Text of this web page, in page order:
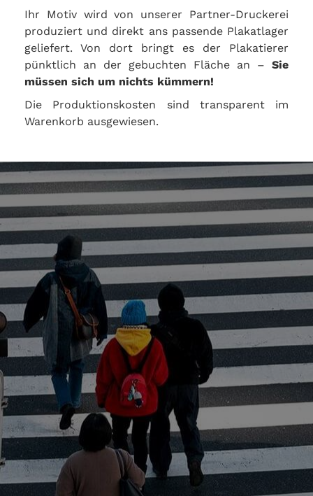
Ihr Motiv wird von unserer Partner-Druckerei
produziert und direkt ans passende Plakatlager
geliefert. Von dort bringt es der Plakatierer
pünktlich an der gebuchten Fläche an – Sie
müssen sich um nichts kümmern!
Die Produktionskosten sind transparent im
Warenkorb ausgewiesen.